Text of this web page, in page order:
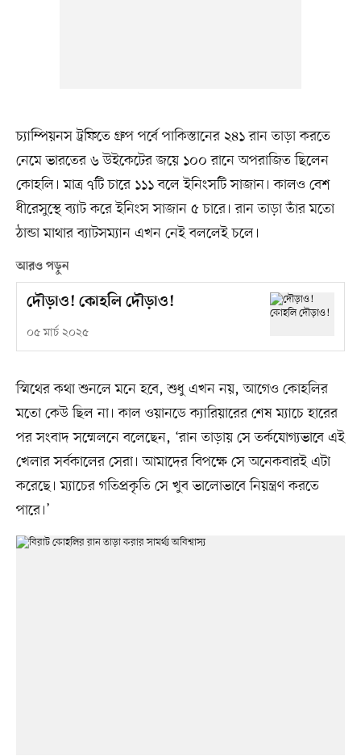
চ্যাম্পিয়নস ট্রফিতে গ্রুপ পর্বে পাকিস্তানের ২৪১ রান তাড়া করতে
নেমে ভারতের ৬ উইকেটের জয়ে ১০০ রানে অপরাজিত ছিলেন
কোহলি। মাত্র ৭টি চারে ১১১ বলে ইনিংসটি সাজান। কালও বেশ
ধীরেসুস্থে ব্যাট করে ইনিংস সাজান ৫ চারে। রান তাড়া তাঁর মতো
ঠান্ডা মাথার ব্যাটসম্যান এখন নেই বললেই চলে।
আরও পড়ুন
দৌড়াও! কোহলি দৌড়াও!
০৫ মার্চ ২০২৫
স্মিথের কথা শুনলে মনে হবে, শুধু এখন নয়, আগেও কোহলির
মতো কেউ ছিল না। কাল ওয়ানডে ক্যারিয়ারের শেষ ম্যাচে হারের
পর সংবাদ সম্মেলনে বলেছেন, ‘রান তাড়ায় সে তর্কযোগ্যভাবে এই
খেলার সর্বকালের সেরা। আমাদের বিপক্ষে সে অনেকবারই এটা
করেছে। ম্যাচের গতিপ্রকৃতি সে খুব ভালোভাবে নিয়ন্ত্রণ করতে
পারে।’